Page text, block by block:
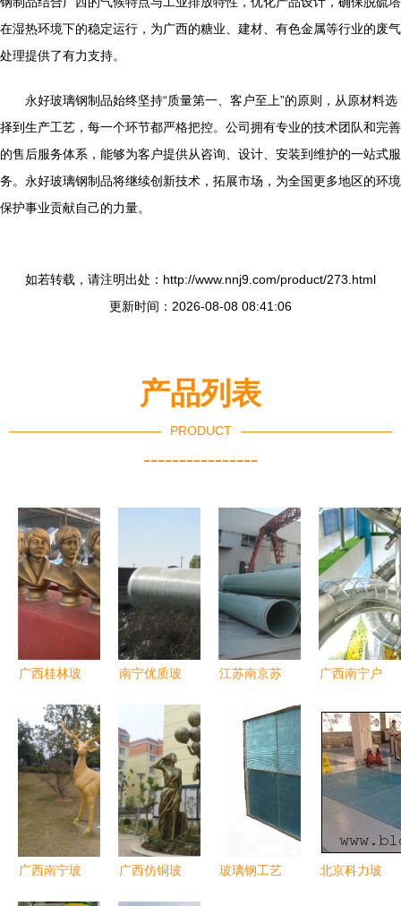
在湿热环境下的稳定运行，为广西的糖业、建材、有色金属等行业的废气
处理提供了有力支持。
永好玻璃钢制品始终坚持“质量第一、客户至上”的原则，从原材料选
择到生产工艺，每一个环节都严格把控。公司拥有专业的技术团队和完善
的售后服务体系，能够为客户提供从咨询、设计、安装到维护的一站式服
务。永好玻璃钢制品将继续创新技术，拓展市场，为全国更多地区的环境
保护事业贡献自己的力量。
如若转载，请注明出处：http://www.nnj9.com/product/273.html
更新时间：2026-08-08 08:41:06
产品列表
PRODUCT
----------------
广西桂林玻
物雕塑 恒
创工艺铸就
乡村文化特
色与报价解
析
南宁优质玻
为您推荐广
西全省卓越
之选
江苏南京苏
钢夹砂管产
品展示及行
业动态——
以枣强县金
泰玻璃钢制
品厂为例，
广西南宁户
钢滑梯 专
业游乐设备
厂助力全区
儿童乐园升
广西南宁玻
广西仿铜玻
玻璃钢工艺
北京科力玻